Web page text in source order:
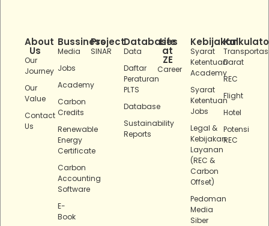
About
Us
Our
Journey
Our
Value
Contact
Us
Bussiness
Media
Jobs
Academy
Carbon
Credits
Renewable
Energy
Certificate
Carbon
Accounting
Software
E-
Book
Project
SINAR
Databases
Data
Daftar
Peraturan
PLTS
Database
Sustainability
Reports
Life
at
ZE
Career
Kebijakan
Syarat
Ketentuan
Academy
Syarat
Ketentuan
Jobs
Legal &
Kebijakan
Layanan
(REC &
Carbon
Offset)
Pedoman
Media
Siber
Darat
REC
Flight
Hotel
Potensi
REC